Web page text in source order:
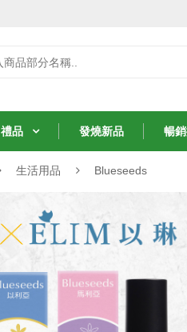
禮品 發燒新品 暢
從聖經中的女
8堂智慧課
生活用品 Blueseeds